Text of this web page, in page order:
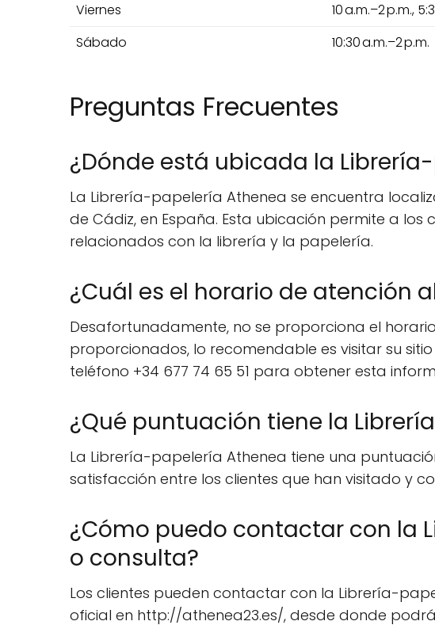
Viernes
10 a.m.–2 p.m.,
Sábado
10:30 a.m.–2 p.m.
Preguntas Frecuentes
¿Dónde está ubicada la
La Librería-papelería Athenea se encuentra
de Cádiz, en España. Esta ubicación permite a
relacionados con la librería y la papelería.
¿Cuál es el horario de atención
Desafortunadamente, no se proporciona el
proporcionados, lo recomendable es visitar su
teléfono +34 677 74 65 51 para obtener esta
¿Qué puntuación tiene la
La Librería-papelería Athenea tiene una
satisfacción entre los clientes que han visitado y
¿Cómo puedo contactar con la
o consulta?
Los clientes pueden contactar con la Librería-
oficial en http://athenea23.es/, desde donde